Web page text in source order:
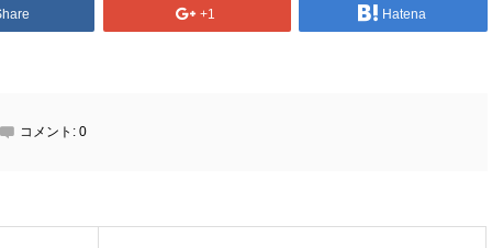
+1 Hatena
コメント: 0